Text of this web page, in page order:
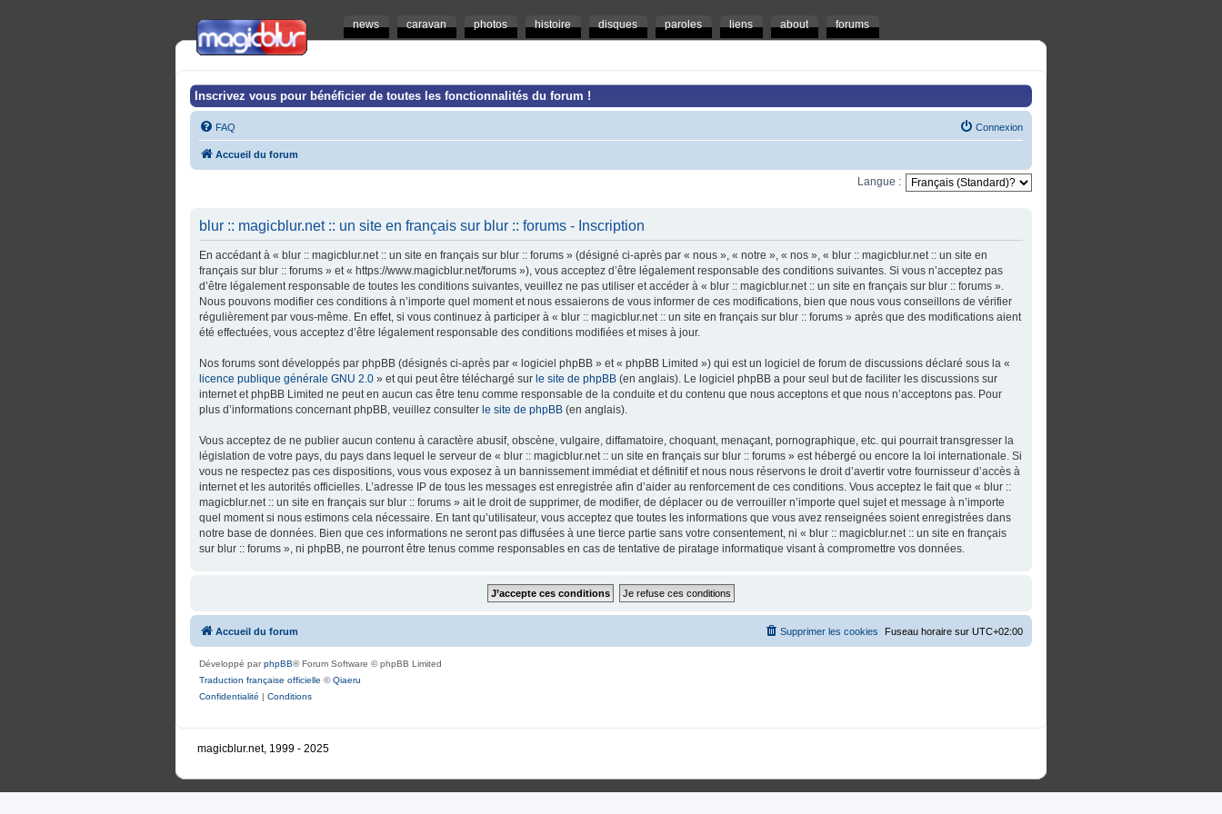
news caravan photos histoire disques paroles liens about forums
Inscrivez vous pour bénéficier de toutes les fonctionnalités du forum !
FAQ Connexion
Accueil du forum
Langue :
blur :: magicblur.net :: un site en français sur blur :: forums - Inscription
En accédant à « blur :: magicblur.net :: un site en français sur blur :: forums » (désigné ci-après par « nous », « notre », « nos », « blur :: magicblur.net :: un site en
français sur blur :: forums » et « https://www.magicblur.net/forums »), vous acceptez d’être légalement responsable des conditions suivantes. Si vous n’acceptez pas
d’être légalement responsable de toutes les conditions suivantes, veuillez ne pas utiliser et accéder à « blur :: magicblur.net :: un site en français sur blur :: forums ».
Nous pouvons modifier ces conditions à n’importe quel moment et nous essaierons de vous informer de ces modifications, bien que nous vous conseillons de vérifier
régulièrement par vous-même. En effet, si vous continuez à participer à « blur :: magicblur.net :: un site en français sur blur :: forums » après que des modifications aient
été effectuées, vous acceptez d’être légalement responsable des conditions modifiées et mises à jour.
Nos forums sont développés par phpBB (désignés ci-après par « logiciel phpBB » et « phpBB Limited ») qui est un logiciel de forum de discussions déclaré sous la «
licence publique générale GNU 2.0 » et qui peut être téléchargé sur le site de phpBB (en anglais). Le logiciel phpBB a pour seul but de faciliter les discussions sur
internet et phpBB Limited ne peut en aucun cas être tenu comme responsable de la conduite et du contenu que nous acceptons et que nous n’acceptons pas. Pour
plus d’informations concernant phpBB, veuillez consulter le site de phpBB (en anglais).
Vous acceptez de ne publier aucun contenu à caractère abusif, obscène, vulgaire, diffamatoire, choquant, menaçant, pornographique, etc. qui pourrait transgresser la
législation de votre pays, du pays dans lequel le serveur de « blur :: magicblur.net :: un site en français sur blur :: forums » est hébergé ou encore la loi internationale. Si
vous ne respectez pas ces dispositions, vous vous exposez à un bannissement immédiat et définitif et nous nous réservons le droit d’avertir votre fournisseur d’accès à
internet et les autorités officielles. L’adresse IP de tous les messages est enregistrée afin d’aider au renforcement de ces conditions. Vous acceptez le fait que « blur ::
magicblur.net :: un site en français sur blur :: forums » ait le droit de supprimer, de modifier, de déplacer ou de verrouiller n’importe quel sujet et message à n’importe
quel moment si nous estimons cela nécessaire. En tant qu’utilisateur, vous acceptez que toutes les informations que vous avez renseignées soient enregistrées dans
notre base de données. Bien que ces informations ne seront pas diffusées à une tierce partie sans votre consentement, ni « blur :: magicblur.net :: un site en français
sur blur :: forums », ni phpBB, ne pourront être tenus comme responsables en cas de tentative de piratage informatique visant à compromettre vos données.
Accueil du forum Fuseau horaire sur UTC+02:00
Supprimer les cookies
Développé parphpBB® Forum Software © phpBB Limited
Traduction française officielle ©Qiaeru
Confidentialité | Conditions
magicblur.net, 1999 - 2025